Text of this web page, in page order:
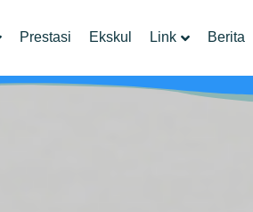
Prestasi Ekskul Link Berita